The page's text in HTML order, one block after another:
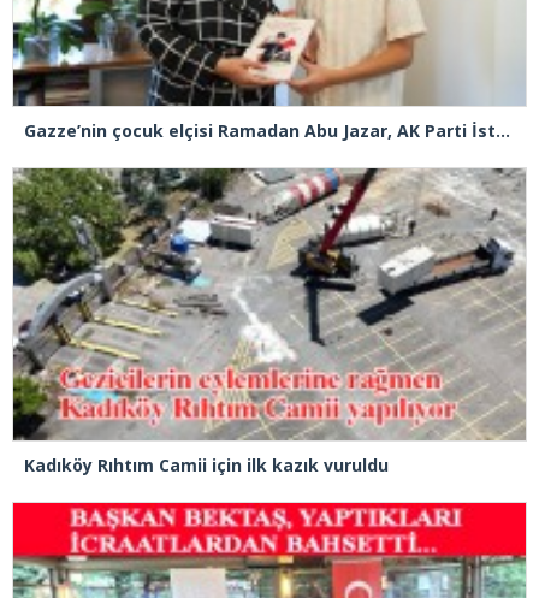
Gazze’nin çocuk elçisi Ramadan Abu Jazar, AK Parti İstanbul İl Başkanlığını ziyaret etti
Kadıköy Rıhtım Camii için ilk kazık vuruldu